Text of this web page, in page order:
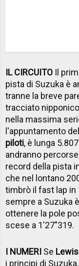
IL CIRCUITO Il
pista di Suzuka è
tranne la breve
tracciato
nella massima
l'appuntamento
piloti, è lunga
andranno
record della pista
che nel lontano
timbrò il fast lap in
sempre a Suzuka
ottenere la pole
scese a 1'27"319.
I NUMERI Se
i principi di